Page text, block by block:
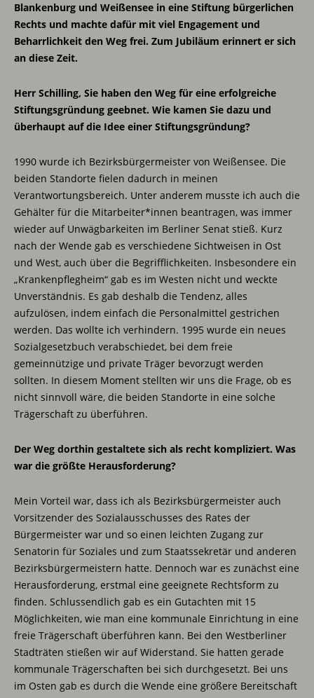
Blankenburg und Weißensee in eine Stiftung bürgerlichen
Rechts und machte dafür mit viel Engagement und
Beharrlichkeit den Weg frei. Zum Jubiläum erinnert er sich
an diese Zeit.
Herr Schilling, Sie haben den Weg für eine erfolgreiche
Stiftungsgründung geebnet. Wie kamen Sie dazu und
überhaupt auf die Idee einer Stiftungsgründung?
1990 wurde ich Bezirksbürgermeister von Weißensee. Die
beiden Standorte fielen dadurch in meinen
Verantwortungsbereich. Unter anderem musste ich auch die
Gehälter für die Mitarbeiter*innen beantragen, was immer
wieder auf Unwägbarkeiten im Berliner Senat stieß. Kurz
nach der Wende gab es verschiedene Sichtweisen in Ost
und West, auch über die Begrifflichkeiten. Insbesondere ein
„Krankenpflegheim“ gab es im Westen nicht und weckte
Unverständnis. Es gab deshalb die Tendenz, alles
aufzulösen, indem einfach die Personalmittel gestrichen
werden. Das wollte ich verhindern. 1995 wurde ein neues
Sozialgesetzbuch verabschiedet, bei dem freie
gemeinnützige und private Träger bevorzugt werden
sollten. In diesem Moment stellten wir uns die Frage, ob es
nicht sinnvoll wäre, die beiden Standorte in eine solche
Trägerschaft zu überführen.
Der Weg dorthin gestaltete sich als recht kompliziert. Was
war die größte Herausforderung?
Mein Vorteil war, dass ich als Bezirksbürgermeister auch
Vorsitzender des Sozialausschusses des Rates der
Bürgermeister war und so einen leichten Zugang zur
Senatorin für Soziales und zum Staatssekretär und anderen
Bezirksbürgermeistern hatte. Dennoch war es zunächst eine
Herausforderung, erstmal eine geeignete Rechtsform zu
finden. Schlussendlich gab es ein Gutachten mit 15
Möglichkeiten, wie man eine kommunale Einrichtung in eine
freie Trägerschaft überführen kann. Bei den Westberliner
Stadträten stießen wir auf Widerstand. Sie hatten gerade
kommunale Trägerschaften bei sich durchgesetzt. Bei uns
im Osten gab es durch die Wende eine größere Bereitschaft